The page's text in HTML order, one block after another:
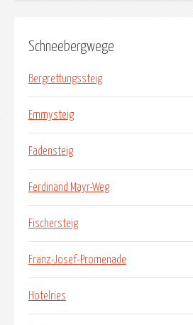
Schneebergwege
Bergrettungssteig
Emmysteig
Fadensteig
Ferdinand Mayr-Weg
Fischersteig
Franz-Josef-Promenade
Hotelries